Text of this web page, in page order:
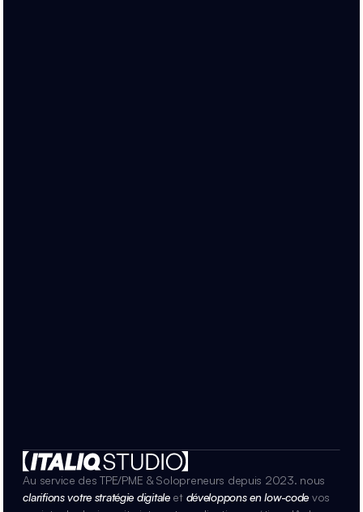
clarifions votre stratégie digitale et développons en low-code vos